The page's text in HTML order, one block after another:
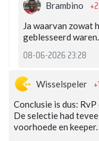
Brambino
Ja waarvan zowat
geblesseerd
08-06-2026 23:28
Wisselspeler
Conclusie is dus:
De selectie had
voorhoede en keeper.